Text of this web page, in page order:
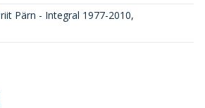
Pärn - Integral 1977-2010,